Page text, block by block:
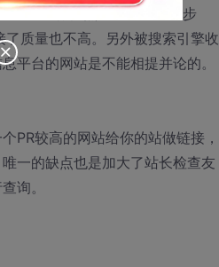
站后进行快照查询时必要的步
质量也不高。另外被搜索引擎收
平台的网站是不能相提并论的。
较高的网站给你的站做链接，
一的缺点也是加大了站长检查友
询。